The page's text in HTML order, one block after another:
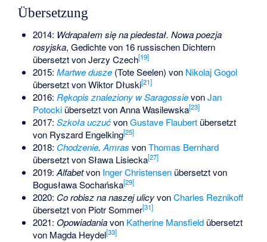
Übersetzung
2014: Wdrapałem się na piedestał. Nowa poezja
rosyjska, Gedichte von 16 russischen Dichtern
übersetzt vonJerzy Czech[19]
2015: Martwe dusze(Tote Seelen) von Nikolaj Gogol
übersetzt vonWiktor Dłuski[21]
2016: Rękopis znaleziony w SaragossievonJan
Potockiübersetzt vonAnna Wasilewska[23]
2017: Szkoła uczućvonGustave Flaubertübersetzt
von Ryszard Engelking[25]
2018: Chodzenie. Amras vonThomas Bernhard
übersetzt vonSława Lisiecka[27]
2019: Alfabetvon Inger Christensenübersetzt von
Bogusława Sochańska[29]
2020: Co robisz na naszej ulicyvonCharles Reznikoff
übersetzt von Piotr Sommer[31]
2021: Opowiadaniavon Katherine Mansfieldübersetzt
von Magda Heydel[33]